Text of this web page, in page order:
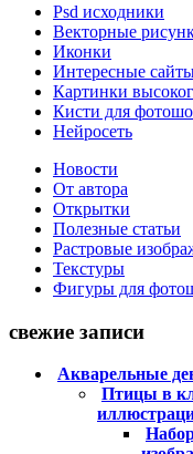
Psd исходники
Векторные
Иконки
Интересные
Картинки
Кисти для
Нейросеть
Новости
От автора
Открытки
Полезные статьи
Растровые
Текстуры
Фигуры для
свежие записи
Акварельные
Птицы в